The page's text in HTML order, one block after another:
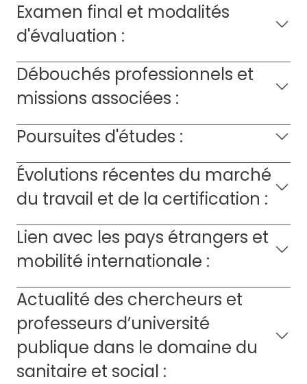
Examen final et modalités
d'évaluation :
Débouchés professionnels et
missions associées :
Poursuites d'études :
Évolutions récentes du marché
du travail et de la certification :
Lien avec les pays étrangers et
mobilité internationale :
Actualité des chercheurs et
professeurs d’université
publique dans le domaine du
sanitaire et social :